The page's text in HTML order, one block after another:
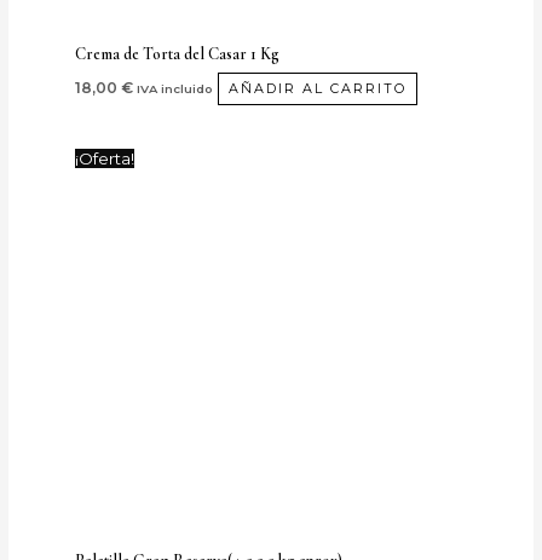
Crema de Torta del Casar 1 Kg
18,00€ IVA incluido AÑADIR AL CARRITO
¡Oferta!
de